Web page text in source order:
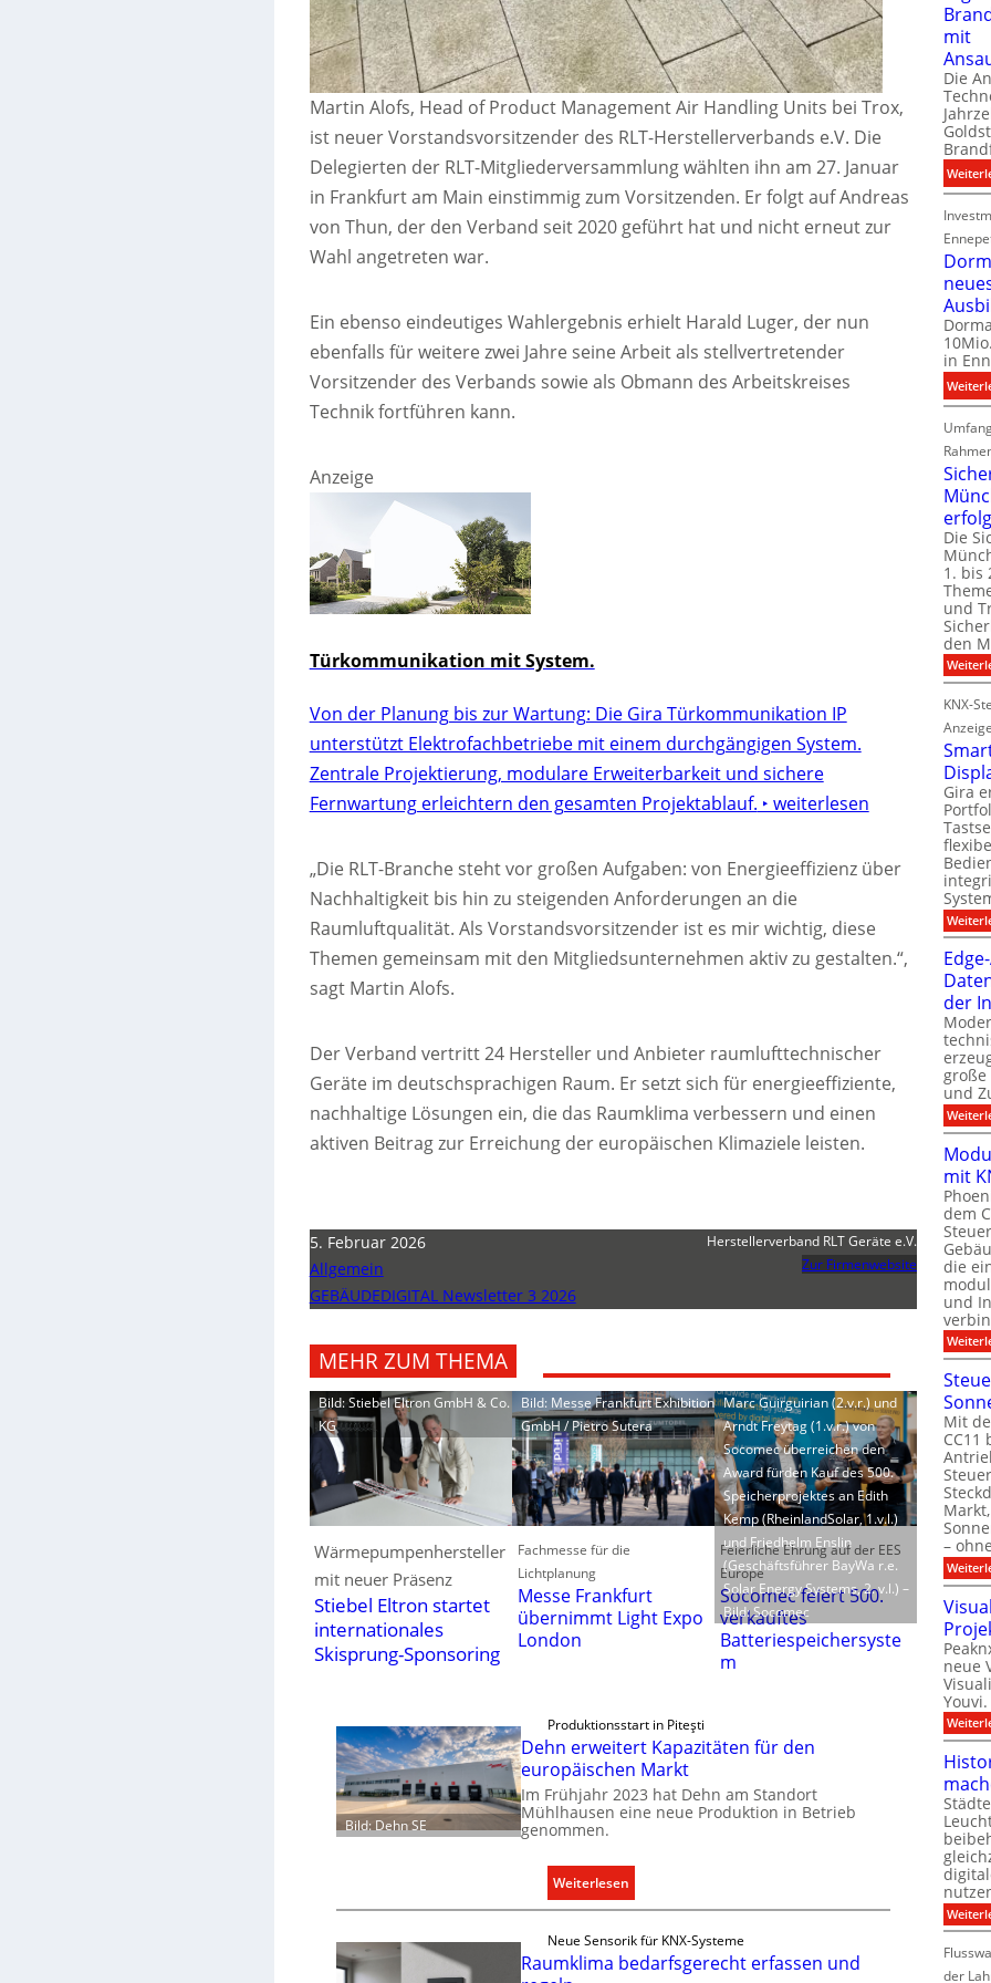
Martin Alofs, Head of Product Management Air Handling Units bei Trox,
ist neuer Vorstandsvorsitzender des RLT-Herstellerverbands e.V. Die
Delegierten der RLT-Mitgliederversammlung wählten ihn am 27. Januar
in Frankfurt am Main einstimmig zum Vorsitzenden. Er folgt auf Andreas
von Thun, der den Verband seit 2020 geführt hat und nicht erneut zur
Wahl angetreten war.
Ein ebenso eindeutiges Wahlergebnis erhielt Harald Luger, der nun
ebenfalls für weitere zwei Jahre seine Arbeit als stellvertretender
Vorsitzender des Verbands sowie als Obmann des Arbeitskreises
Technik fortführen kann.
Anzeige
Türkommunikation mit System.
Von der Planung bis zur Wartung: Die Gira Türkommunikation IP
unterstützt Elektrofachbetriebe mit einem durchgängigen System.
Zentrale Projektierung, modulare Erweiterbarkeit und sichere
Fernwartung erleichtern den gesamten Projektablauf. ‣ weiterlesen
„Die RLT-Branche steht vor großen Aufgaben: von Energieeffizienz über
Nachhaltigkeit bis hin zu steigenden Anforderungen an die
Raumluftqualität. Als Vorstandsvorsitzender ist es mir wichtig, diese
Themen gemeinsam mit den Mitgliedsunternehmen aktiv zu gestalten.“,
sagt Martin Alofs.
Der Verband vertritt 24 Hersteller und Anbieter raumlufttechnischer
Geräte im deutschsprachigen Raum. Er setzt sich für energieeffiziente,
nachhaltige Lösungen ein, die das Raumklima verbessern und einen
aktiven Beitrag zur Erreichung der europäischen Klimaziele leisten.
5. Februar 2026
Allgemein
GEBÄUDEDIGITAL Newsletter 3 2026
Herstellerverband RLT Geräte e.V.
Zur Firmenwebsite
MEHR ZUM THEMA
Bild: Stiebel Eltron GmbH & Co.
KG
Wärmepumpenhersteller
mit neuer Präsenz
Stiebel Eltron startet
internationales
Skisprung-Sponsoring
Bild: Messe Frankfurt Exhibition
GmbH / Pietro Sutera
Fachmesse für die
Lichtplanung
Messe Frankfurt
übernimmt Light Expo
London
Marc Guirguirian (2.v.r.) und
Arndt Freytag (1.v.r.) von
Socomec überreichen den
Award fürden Kauf des 500.
Speicherprojektes an Edith
Kemp (RheinlandSolar, 1.v.l.)
und Friedhelm Enslin
(Geschäftsführer BayWa r.e.
Solar Energy Systems, 2. v.l.) –
Bild: Socomec
Feierliche Ehrung auf der EES
Europe
Socomec feiert 500.
verkauftes
Batteriespeichersyste
m
Bild: Dehn SE
Produktionsstart in Piteşti
Dehn erweitert Kapazitäten für den
europäischen Markt
Im Frühjahr 2023 hat Dehn am Standort
Mühlhausen eine neue Produktion in Betrieb
genommen.
Weiterlesen:
D
n
Neue Sensorik für KNX-Systeme
Raumklima bedarfsgerecht erfassen und
mit
Die
in
Die
1. bis
und
den
KNX-
Anzeige
Gira
der
große
und
mit
dem
die
und
Mit
CC11
–
neue
Youvi.
der